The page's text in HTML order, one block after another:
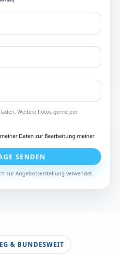
Weitere Fotos gerne per
Daten zur Bearbeitung meiner
SENDEN
zur Angebotserstellung verwendet.
& BUNDESWEIT